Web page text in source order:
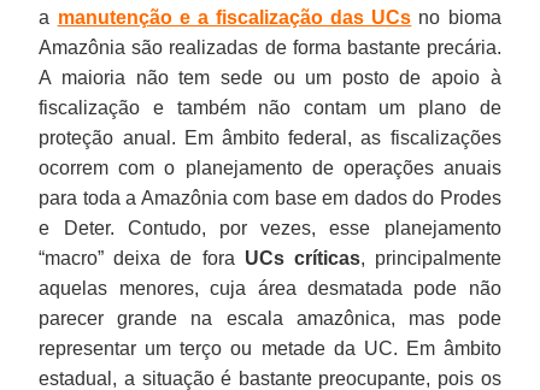
a manutenção e a fiscalização das UCs no bioma
Amazônia são realizadas de forma bastante precária.
A maioria não tem sede ou um posto de apoio à
fiscalização e também não contam um plano de
proteção anual. Em âmbito federal, as fiscalizações
ocorrem com o planejamento de operações anuais
para toda a Amazônia com base em dados do Prodes
e Deter. Contudo, por vezes, esse planejamento
“macro” deixa de fora UCs críticas, principalmente
aquelas menores, cuja área desmatada pode não
parecer grande na escala amazônica, mas pode
representar um terço ou metade da UC. Em âmbito
estadual, a situação é bastante preocupante, pois os